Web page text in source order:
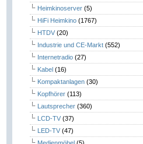
Heimkinoserver (5)
HiFi Heimkino (1767)
HTDV (20)
Industrie und CE-Markt (552)
Internetradio (27)
Kabel (16)
Kompaktanlagen (30)
Kopfhörer (113)
Lautsprecher (360)
LCD-TV (37)
LED-TV (47)